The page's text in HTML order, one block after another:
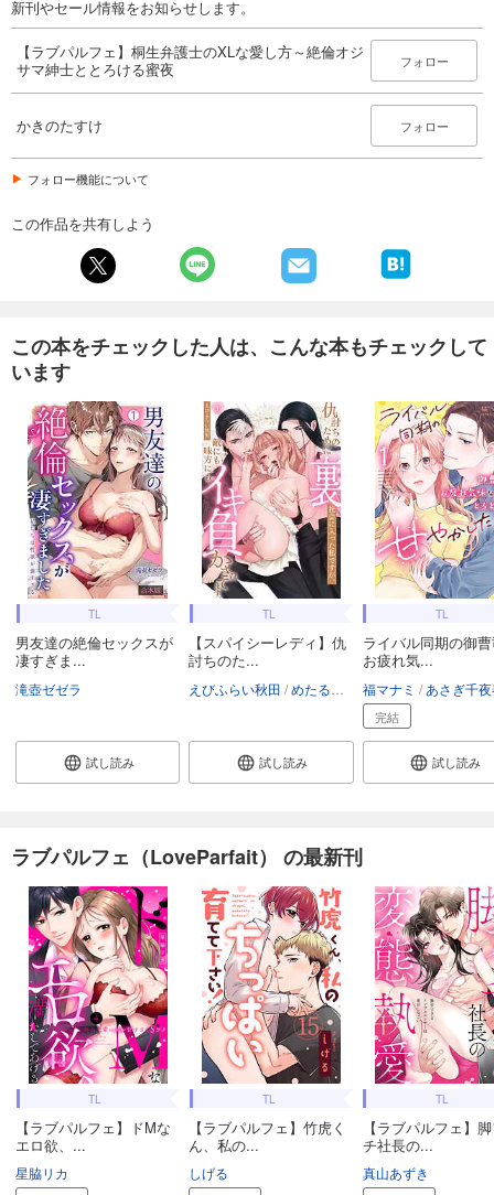
新刊やセール情報をお知らせします。
【ラブパルフェ】桐生弁護士のXLな愛し方～絶倫オジ
サマ紳士ととろける蜜夜
フォロー
かきのたすけ フォロー
フォロー機能について
この作品を共有しよう
この本をチェックした人は、こんな本もチェックして
います
TL
男友達の絶倫セックスが
凄すぎま...
滝壺ゼゼラ
試し読み
TL
【スパイシーレディ】仇
討ちのた...
えびふらい秋田 めたる☆ハニィ
試し読み
TL
ライバル同期の御
お疲れ気...
福マナミ あさぎ千
完結
試し読み
ラブパルフェ（LoveParfait） の最新刊
TL
【ラブパルフェ】ドMな
エロ欲、...
星脇リカ
TL
【ラブパルフェ】竹虎く
ん、私の...
しげる
TL
【ラブパルフェ】
チ社長の...
真山あずき